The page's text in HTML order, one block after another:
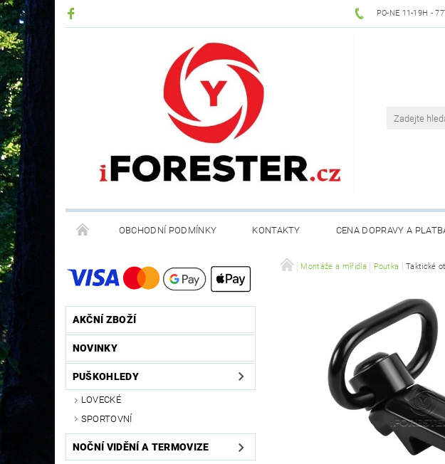
PO-NE 11-19H -
OBCHODNÍ PODMÍNKY KONTAKTY CENA DOPRAVY A
RECYKLACE ELEKTROODPADU A BATERIÍ
AKČNÍ ZBOŽÍ
NOVINKY
PUŠKOHLEDY
LOVECKÉ
SPORTOVNÍ
NOČNÍ VIDĚNÍ A TERMOVIZE
Montáže a mířidla Poutka Taktické